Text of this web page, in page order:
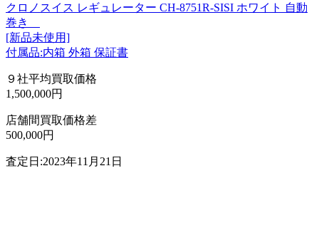
クロノスイス レギュレーター CH-8751R-SISI ホワイト 自動
巻き
[新品未使用]
付属品:内箱 外箱 保証書
９社平均買取価格
1,500,000円
店舗間買取価格差
500,000円
査定日:2023年11月21日